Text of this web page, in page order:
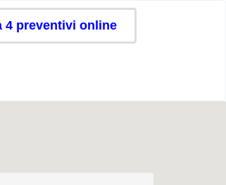
4 preventivi online